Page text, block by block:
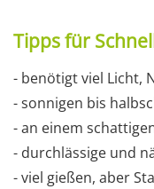
Tipps für
- benötigt viel Licht,
- sonnigen bis
- an einem
- durchlässige und
- viel gießen, aber